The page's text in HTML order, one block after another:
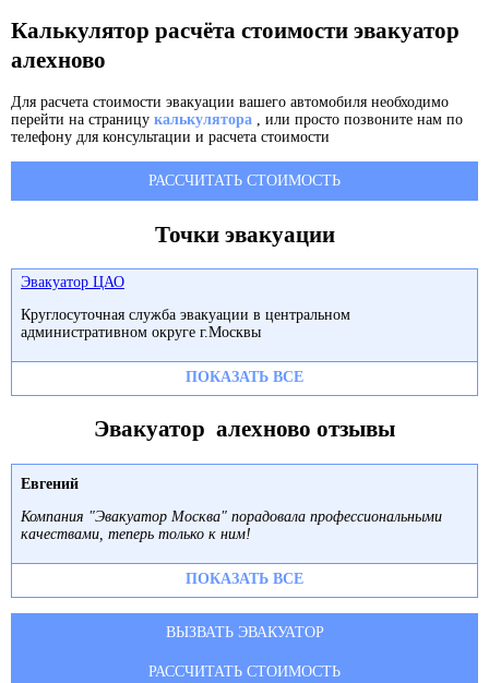
Калькулятор расчёта стоимости эвакуатор
алехново
Для расчета стоимости эвакуации вашего автомобиля необходимо
перейти на страницу калькулятора , или просто позвоните нам по
телефону для консультации и расчета стоимости
РАССЧИТАТЬ СТОИМОСТЬ
Точки эвакуации
Эвакуатор ЦАО
Круглосуточная служба эвакуации в центральном
административном округе г.Москвы
ПОКАЗАТЬ ВСЕ
Эвакуатор алехново отзывы
Евгений
Компания "Эвакуатор Москва" порадовала профессиональными
качествами, теперь только к ним!
ПОКАЗАТЬ ВСЕ
ВЫЗВАТЬ ЭВАКУАТОР
РАССЧИТАТЬ СТОИМОСТЬ